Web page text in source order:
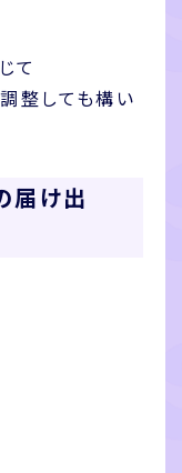
て
整しても構い
届け出